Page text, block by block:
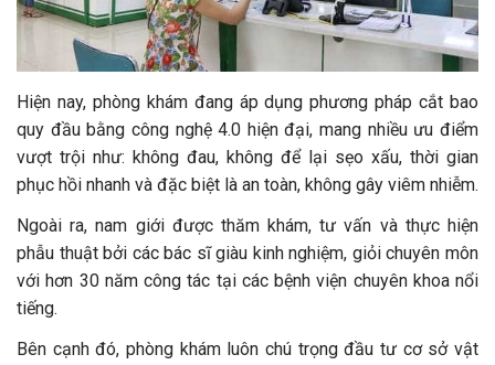
Hiện nay, phòng khám đang áp dụng phương pháp cắt bao
quy đầu bằng công nghệ 4.0 hiện đại, mang nhiều ưu điểm
vượt trội như: không đau, không để lại sẹo xấu, thời gian
phục hồi nhanh và đặc biệt là an toàn, không gây viêm nhiễm.
Ngoài ra, nam giới được thăm khám, tư vấn và thực hiện
phẫu thuật bởi các bác sĩ giàu kinh nghiệm, giỏi chuyên môn
với hơn 30 năm công tác tại các bệnh viện chuyên khoa nổi
tiếng.
Bên cạnh đó, phòng khám luôn chú trọng đầu tư cơ sở vật